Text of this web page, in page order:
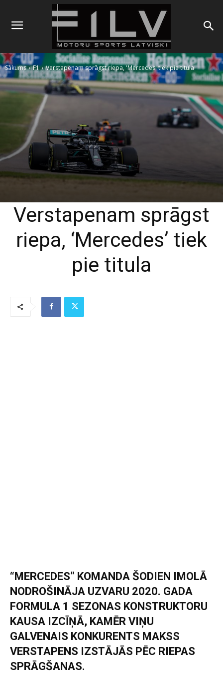
Sākums F1 Verstapenam sprāgst riepa, 'Mercedes' tiek pie titula
Verstapenam sprāgst
riepa, ‘Mercedes’ tiek
pie titula
“MERCEDES” KOMANDA ŠODIEN IMOLĀ
NODROŠINĀJA UZVARU 2020. GADA
FORMULA 1 SEZONAS KONSTRUKTORU
KAUSA IZCĪŅĀ, KAMĒR VIŅU
GALVENAIS KONKURENTS MAKSS
VERSTAPENS IZSTĀJĀS PĒC RIEPAS
SPRĀGŠANAS.